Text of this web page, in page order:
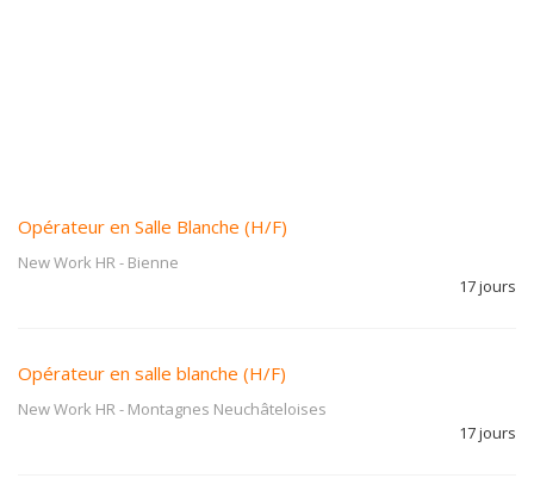
Opérateur en Salle Blanche (H/F)
New Work HR- Bienne
17 jours
Opérateur en salle blanche (H/F)
New Work HR- Montagnes Neuchâteloises
17 jours